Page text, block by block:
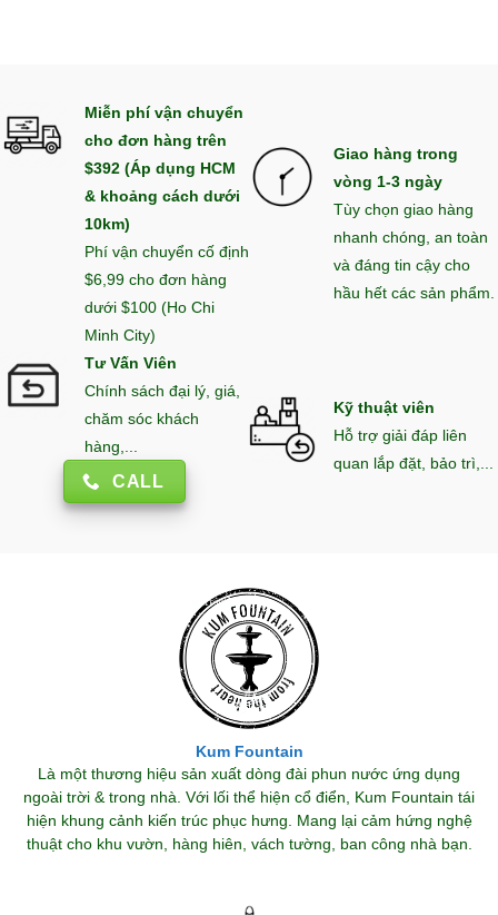
Miễn phí vận chuyển
cho đơn hàng trên
$392 (Áp dụng HCM
& khoảng cách dưới
10km)
Phí vận chuyển cố định
$6,99 cho đơn hàng
dưới $100 (Ho Chi
Minh City)
Giao hàng trong
vòng 1-3 ngày
Tùy chọn giao hàng
nhanh chóng, an toàn
và đáng tin cậy cho
hầu hết các sản phẩm.
Tư Vấn Viên
Chính sách đại lý, giá,
chăm sóc khách
hàng,...
CALL
Kỹ thuật viên
Hỗ trợ giải đáp liên
quan lắp đặt, bảo trì,...
Kum Fountain
Là một thương hiệu sản xuất dòng đài phun nước ứng dụng
ngoài trời & trong nhà. Với lối thể hiện cổ điển, Kum Fountain tái
hiện khung cảnh kiến trúc phục hưng. Mang lại cảm hứng nghệ
thuật cho khu vườn, hàng hiên, vách tường, ban công nhà bạn.